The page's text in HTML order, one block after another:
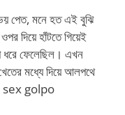
পেত, মনে হত এই বুঝি
দিয়ে হাঁটতে গিয়েই
ধরে ফেলেছিল। এখন
মধ্যে দিয়ে আলপথে
sex golpo